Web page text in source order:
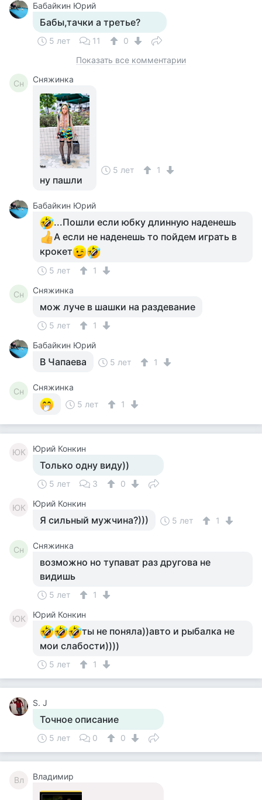
Бабайкин Юрий
Бабы,тачки а третье?
5 лет 11
0
Показать все комментарии
Сн Сняжинка
ну пашли
5 лет 1
Бабайкин Юрий
...Пошли если юбку длинную наденешь
А если не наденешь то пойдем играть в
крокет
5 лет 1
Сн Сняжинка
мож луче в шашки на раздевание
5 лет
1
Бабайкин Юрий
В Чапаева 5 лет 1
Сн
Сняжинка
5 лет
1
ЮК Юрий Конкин
Только одну виду))
5 лет 3 0
ЮК Юрий Конкин
Я сильный мужчина?))) 5 лет 1
Сн Сняжинка
возможно но тупават раз другова не
видишь
5 лет 1
ЮК Юрий Конкин
ты не поняла))авто и рыбалка не
мои слабости))))
5 лет 1
S. J
Точное описание
5 лет 0 0
Вл Владимир